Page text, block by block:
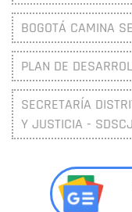
BOGOTÁ CAMINA
PLAN DE
SECRETARÍA
Y JUSTICIA - SDSCJ